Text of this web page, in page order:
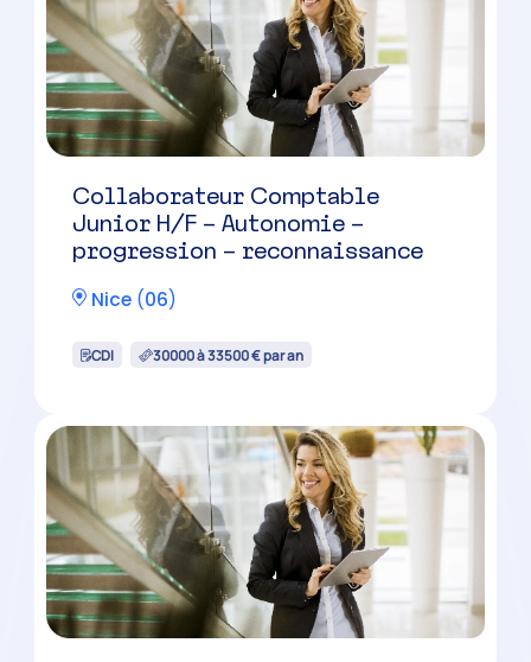
Collaborateur Comptable
Junior H/F – Autonomie –
progression – reconnaissance
Nice (06)
CDI 30000 à 33500 € par an